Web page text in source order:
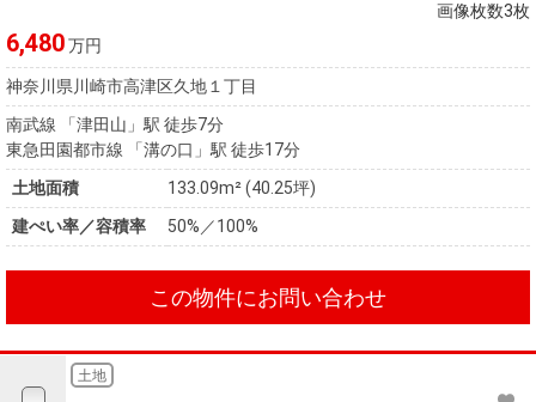
税金の本
（電子ブ
ック）
画像枚数3枚
6,480万円
神奈川県川崎市高津区久地１丁目
南武線 「津田山」駅 徒歩7分
東急田園都市線 「溝の口」駅 徒歩17分
土地面積
133.09m² (40.25坪)
建ぺい率／容積率
50%／100%
この物件にお問い合わせ
土地